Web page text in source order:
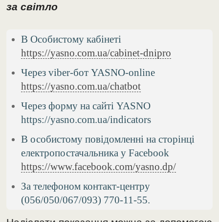
за світло
В Особистому кабінеті
https://yasno.com.ua/cabinet-dnipro
Через viber-бот YASNO-online
https://yasno.com.ua/chatbot
Через форму на сайті YASNO
https://yasno.com.ua/indicators
В особистому повідомленні на сторінці
електропостачальника у Facebook
https://www.facebook.com/yasno.dp/
За телефоном контакт-центру
(056/050/067/093) 770-11-55.